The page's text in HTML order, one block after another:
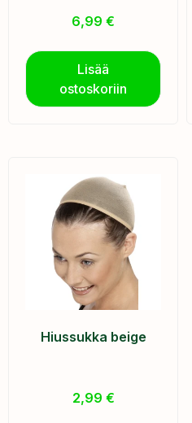
6,99 €
Lisää
ostoskoriin
Hiussukka beige
2,99 €